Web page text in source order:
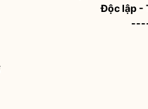
Độc lập -